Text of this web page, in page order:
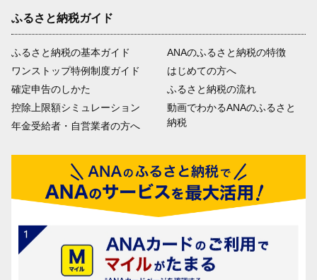
ふるさと納税ガイド
ふるさと納税の基本ガイド
ワンストップ特例制度ガイド
確定申告のしかた
控除上限額シミュレーション
年金受給者・自営業者の方へ
ANAのふるさと納税の特徴
はじめての方へ
ふるさと納税の流れ
動画でわかるANAのふるさと
納税